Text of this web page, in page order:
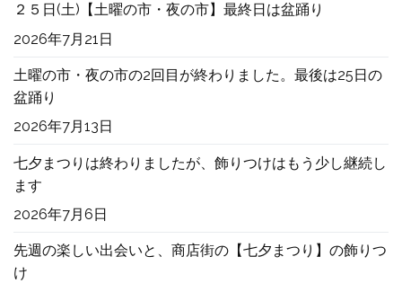
２５日(土)【土曜の市・夜の市】最終日は盆踊り
2026年7月21日
土曜の市・夜の市の2回目が終わりました。最後は25日の
盆踊り
2026年7月13日
七夕まつりは終わりましたが、飾りつけはもう少し継続し
ます
2026年7月6日
先週の楽しい出会いと、商店街の【七夕まつり】の飾りつ
け